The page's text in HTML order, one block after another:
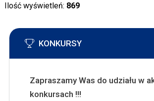
Ilość wyświetleń: 869
KONKURSY
Zapraszamy Was do udziału w
konkursach !!!